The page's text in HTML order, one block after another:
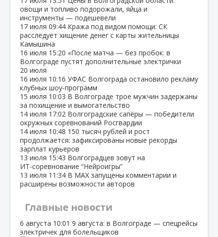
овощи и топливо подорожали, яйца и
инструменты — подешевели
17 июля 09:44 Кража под видом помощи: СК
расследует хищение денег с карты жительницы
Камышина
16 июля 15:20 «После матча — без пробок: в
Волгограде пустят дополнительные электрички
20 июля
16 июля 10:16 УФАС Волгограда остановило рекламу
клубных шоу‑программ
15 июля 10:03 В Волгограде трое мужчин задержаны
за похищение и вымогательство
14 июля 17:02 Волгоградские сапёры — победители
окружных соревнований Росгвардии
14 июля 10:48 150 тысяч рублей и рост
продолжается: зафиксированы новые рекорды
зарплат курьеров
13 июля 15:43 Волгоградцев зовут на
ИТ‑соревнование “Нейроигры”
13 июля 11:34 В МАХ запущены комментарии и
расширены возможности авторов
Главные новости
6 августа 10:01 9 августа: в Волгограде — спецрейсы
электричек для болельщиков